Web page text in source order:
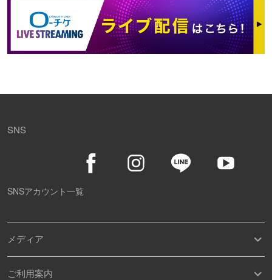
SNS
SNSアカウント一覧
メディア
ご利用案内